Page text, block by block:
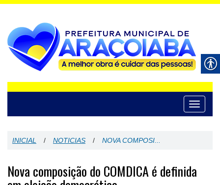
Toggle
INICIAL / NOTICIAS / NOVA COMPOSI...
Nova composição do COMDICA é definida